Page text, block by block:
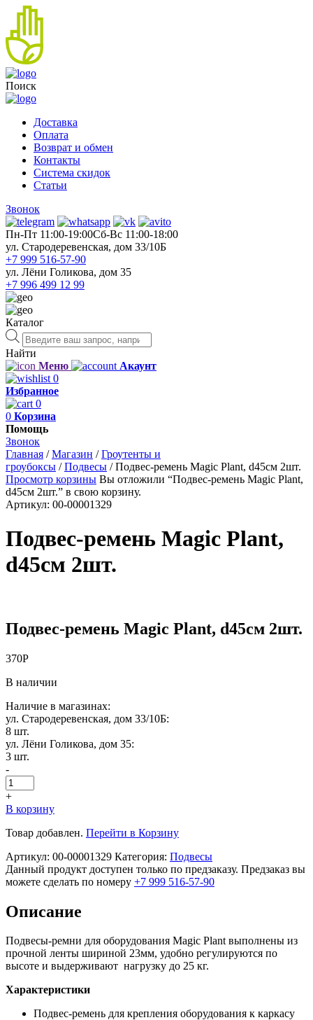
Поиск
Доставка
Оплата
Возврат и обмен
Контакты
Система скидок
Статьи
Звонок
Пн-Пт 11:00-19:00Cб-Вс 11:00-18:00
ул. Стародеревенская, дом 33/10Б
+7 999 516-57-90
ул. Лёни Голикова, дом 35
+7 996 499 12 99
Каталог
Поиск
товаров
Найти
Меню
Акаунт
0
Избранное
0
0 Корзина
Помощь
Звонок
Главная /Магазин /Гроутенты и
гроубоксы /Подвесы /Подвес-ремень Magic Plant, d45см 2шт.
Просмотр корзины Вы отложили “Подвес-ремень Magic Plant,
d45см 2шт.” в свою корзину.
Артикул: 00-00001329
Подвес-ремень Magic Plant,
d45см 2шт.
Подвес-ремень Magic Plant, d45см 2шт.
370Р
В наличии
Наличие в магазинах:
ул. Стародеревенская, дом 33/10Б:
8 шт.
ул. Лёни Голикова, дом 35:
3 шт.
-
+
В корзину
Товар добавлен. Перейти в Корзину
Артикул: 00-00001329 Категория: Подвесы
Данный продукт доступен только по предзаказу. Предзаказ вы
можете сделать по номеру +7 999 516-57-90
Описание
Подвесы-ремни для оборудования Magic Plant выполнены из
прочной ленты шириной 23мм, удобно регулируются по
высоте и выдерживают нагрузку до 25 кг.
Характеристики
Подвес-ремень для крепления оборудования к каркасу